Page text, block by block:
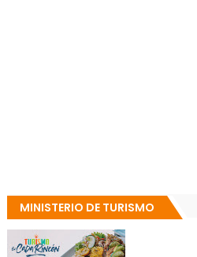
MINISTERIO DE TURISMO